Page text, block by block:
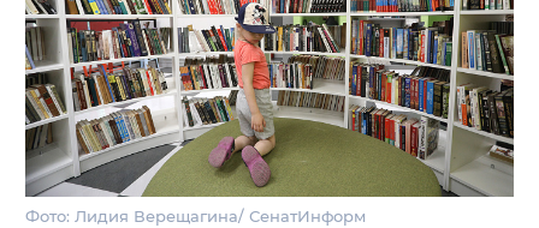
Фото: Лидия Верещагина/ СенатИнформ